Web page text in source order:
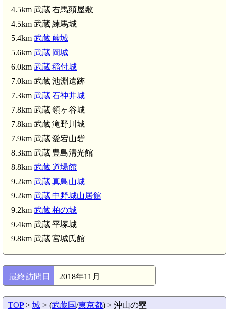
武蔵 右馬頭屋敷(4.5km)
武蔵 練馬城(4.5km)
4.5km 武蔵 右馬頭屋敷
4.5km 武蔵 練馬城
5.4km 武蔵 蕨城
5.6km 武蔵 岡城
6.0km 武蔵 稲付城
7.0km 武蔵 池淵遺跡
7.3km 武蔵 石神井城
7.8km 武蔵 領ヶ谷城
7.8km 武蔵 滝野川城
7.9km 武蔵 愛宕山砦
8.3km 武蔵 豊島清光館
8.8km 武蔵 道場館
9.2km 武蔵 真鳥山城
9.2km 武蔵 中野城山居館
9.2km 武蔵 柏の城
9.4km 武蔵 平塚城
9.8km 武蔵 宮城氏館
最終訪問日 2018年11月
TOP> 城 > (武蔵国/東京都) > 沖山の塁